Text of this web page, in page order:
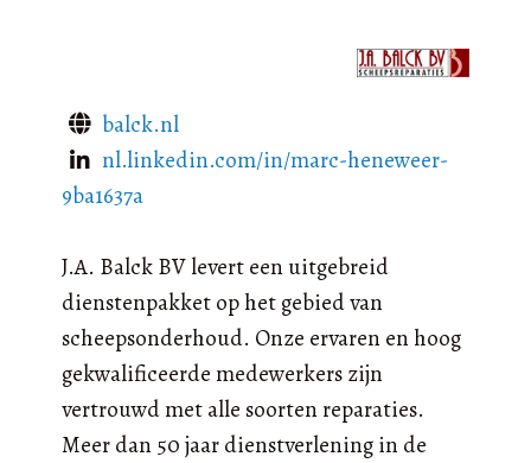
balck.nl
nl.linkedin.com/in/marc-heneweer-
9ba1637a
J.A. Balck BV levert een uitgebreid
dienstenpakket op het gebied van
scheepsonderhoud. Onze ervaren en hoog
gekwalificeerde medewerkers zijn
vertrouwd met alle soorten reparaties.
Meer dan 50 jaar dienstverlening in de